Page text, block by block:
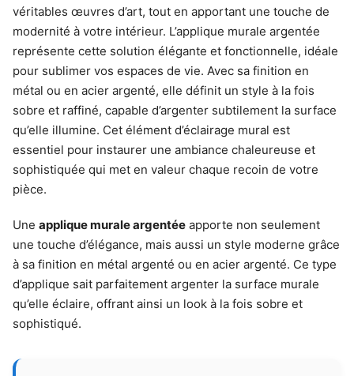
véritables œuvres d’art, tout en apportant une touche de
modernité à votre intérieur. L’applique murale argentée
représente cette solution élégante et fonctionnelle, idéale
pour sublimer vos espaces de vie. Avec sa finition en
métal ou en acier argenté, elle définit un style à la fois
sobre et raffiné, capable d’argenter subtilement la surface
qu’elle illumine. Cet élément d’éclairage mural est
essentiel pour instaurer une ambiance chaleureuse et
sophistiquée qui met en valeur chaque recoin de votre
pièce.
Une applique murale argentée apporte non seulement
une touche d’élégance, mais aussi un style moderne grâce
à sa finition en métal argenté ou en acier argenté. Ce type
d’applique sait parfaitement argenter la surface murale
qu’elle éclaire, offrant ainsi un look à la fois sobre et
sophistiqué.